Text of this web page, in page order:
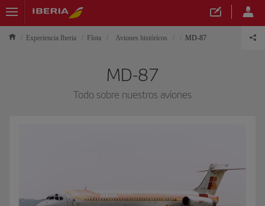
Experiencia Iberia Flota Aviones históricos MD-87
MD-87
Todo sobre nuestros aviones